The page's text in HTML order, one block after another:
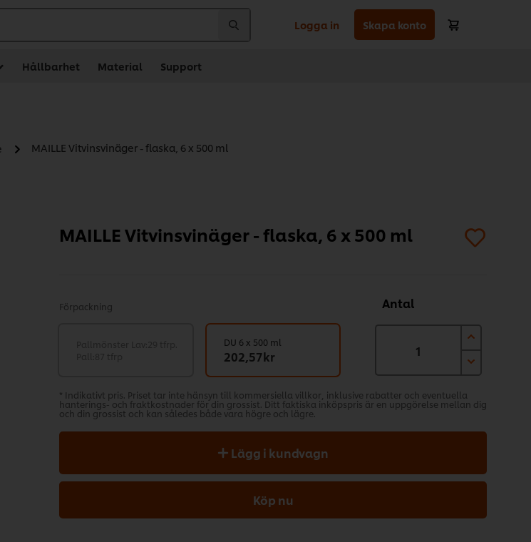
Logga in Skapa konto
Hållbarhet Material Support
MAILLE Vitvinsvinäger - flaska, 6 x 500 ml
MAILLE Vitvinsvinäger - flaska, 6 x 500 ml
Förpackning Antal
DU 6 x 500 ml
202,57kr
* Indikativt pris. Priset tar inte hänsyn till kommersiella villkor, inklusive rabatter och eventuella
hanterings- och fraktkostnader för din grossist. Ditt faktiska inköpspris är en uppgörelse mellan dig
och din grossist och kan således både vara högre och lägre.
Lägg i kundvagn
Köp nu